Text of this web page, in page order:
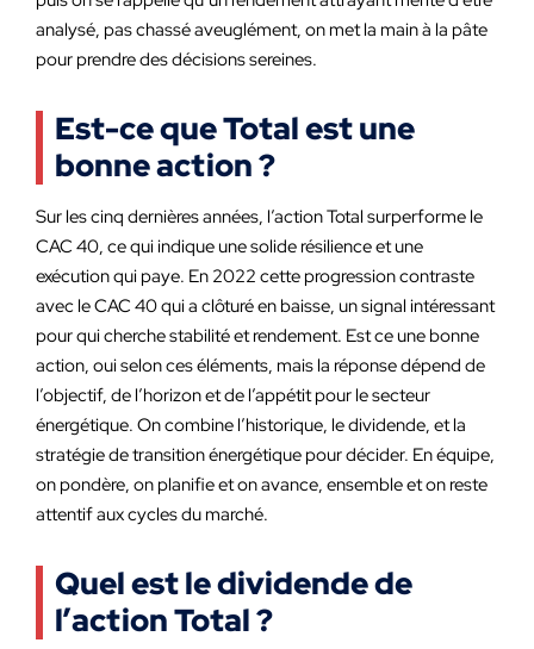
analysé, pas chassé aveuglément, on met la main à la pâte
pour prendre des décisions sereines.
Est-ce que Total est une
bonne action ?
Sur les cinq dernières années, l’action Total surperforme le
CAC 40, ce qui indique une solide résilience et une
exécution qui paye. En 2022 cette progression contraste
avec le CAC 40 qui a clôturé en baisse, un signal intéressant
pour qui cherche stabilité et rendement. Est ce une bonne
action, oui selon ces éléments, mais la réponse dépend de
l’objectif, de l’horizon et de l’appétit pour le secteur
énergétique. On combine l’historique, le dividende, et la
stratégie de transition énergétique pour décider. En équipe,
on pondère, on planifie et on avance, ensemble et on reste
attentif aux cycles du marché.
Quel est le dividende de
l’action Total ?